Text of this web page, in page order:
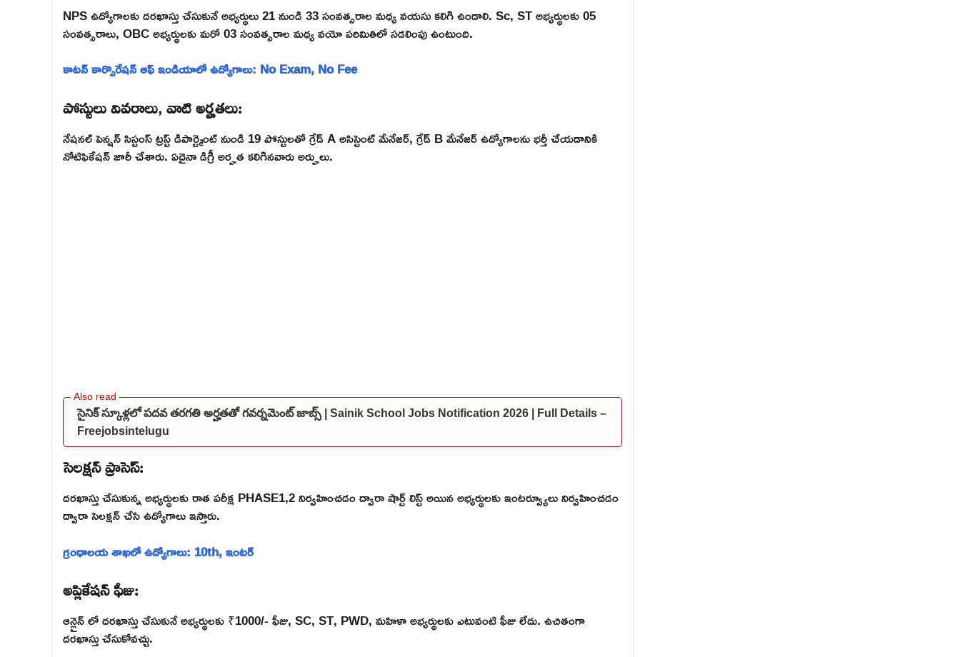
NPS ఉద్యోగాలకు దరఖాస్తు చేసుకునే అభ్యర్థులు 21 నుండి 33 సంవత్సరాల మధ్య వయసు కలిగి ఉండాలి. Sc, ST అభ్యర్థులకు 05
సంవత్సరాలు, OBC అభ్యర్థులకు మరో 03 సంవత్సరాల మధ్య వయో పరిమితిలో సడలింపు ఉంటుంది.
కాటన్ కార్పొరేషన్ ఆఫ్ ఇండియాలో ఉద్యోగాలు: No Exam, No Fee
పోస్టులు వివరాలు, వాటి అర్హతలు:
నేషనల్ పెన్షన్ సిస్టంస్ ట్రస్ట్ డిపార్ట్మెంట్ నుండి 19 పోస్టులతో గ్రేడ్ A అసిస్టెంట్ మేనేజర్, గ్రేడ్ B మేనేజర్ ఉద్యోగాలను భర్తీ చేయడానికి
నోటిఫికేషన్ జారీ చేశారు. ఏదైనా డిగ్రీ అర్హత కలిగినవారు అర్హులు.
సైనిక్ స్కూళ్లలో పదవ తరగతి అర్హతతో గవర్నమెంట్ జాబ్స్ | Sainik School Jobs Notification 2026 | Full Details –
Freejobsintelugu
సెలక్షన్ ప్రాసెస్:
దరఖాస్తు చేసుకున్న అభ్యర్థులకు రాత పరీక్ష PHASE1,2 నిర్వహించడం ద్వారా షార్ట్ లిస్ట్ అయిన అభ్యర్థులకు ఇంటర్వ్యూలు నిర్వహించడం
ద్వారా సెలక్షన్ చేసి ఉద్యోగాలు ఇస్తారు.
గ్రంధాలయ శాఖలో ఉద్యోగాలు: 10th, ఇంటర్
అప్లికేషన్ ఫీజు:
ఆన్లైన్ లో దరఖాస్తు చేసుకునే అభ్యర్థులకు ₹1000/- ఫీజు, SC, ST, PWD, మహిళా అభ్యర్థులకు ఎటువంటి ఫీజు లేదు. ఉచితంగా
దరఖాస్తు చేసుకోవచ్చు.